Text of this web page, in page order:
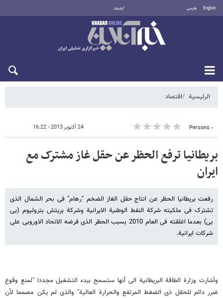
English فارسی أرشيف
الرئيسية اقتصاد
٠ Persons 24 أكتوبر 2013 - 16:22
بریطانیا ترفع الحظر عن حقل غاز مشترک مع
ایران
رفعت بریطانیا الحظر عن انتاج حقل الغاز الضخم "رهام" فی بحر الشمال الذی
تشترک فی ملکیته شرکة النفط الوطنیة الایرانیة وشرکة بریتش بترولیوم (بی
بی) بعدما اغلقته فی العام 2010 بسبب الحظر الذی فرضه الاتحاد الاوروبی على
شرکات ایرانیة.
وأشارت وزارة الطاقة البریطانیة الى أنها ستسمح ببدء التشغیل مجددا "لمنع وقوع
ضرر دائم للحقل ذی الضغط المرتفع والحرارة العالیة" والذی لم یکن مصمما لأن